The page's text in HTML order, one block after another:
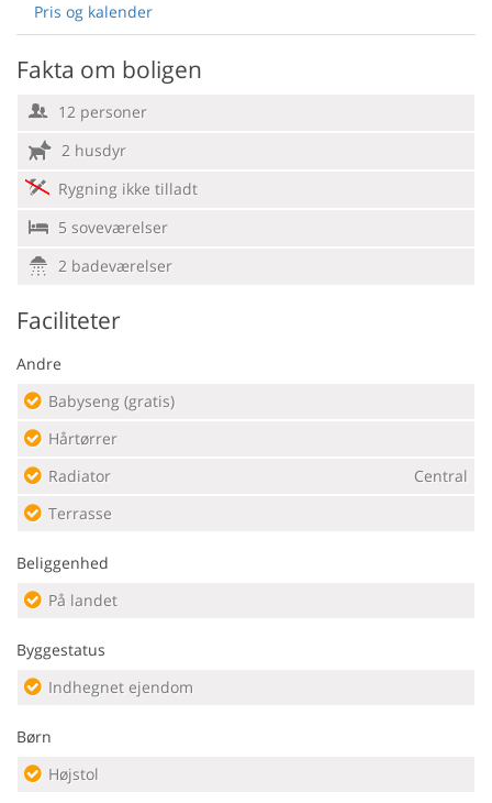
Pris og kalender
Fakta om boligen
12 personer
2 husdyr
Rygning ikke tilladt
5 soveværelser
2 badeværelser
Faciliteter
Andre
Babyseng (gratis)
Hårtørrer
Radiator
Central
Terrasse
Beliggenhed
På landet
Byggestatus
Indhegnet ejendom
Børn
Højstol